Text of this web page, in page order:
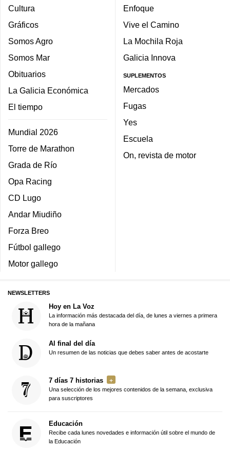
Cultura
Gráficos
Somos Agro
Somos Mar
Obituarios
La Galicia Económica
El tiempo
Mundial 2026
Torre de Marathon
Grada de Río
Opa Racing
CD Lugo
Andar Miudiño
Forza Breo
Fútbol gallego
Motor gallego
Enfoque
Vive el Camino
La Mochila Roja
Galicia Innova
SUPLEMENTOS
Mercados
Fugas
Yes
Escuela
On, revista de motor
NEWSLETTERS
Hoy en La Voz
La información más destacada del día, de lunes a viernes a primera
hora de la mañana
Al final del día
Un resumen de las noticias que debes saber antes de acostarte
7 días 7 historias
Una selección de los mejores contenidos de la semana, exclusiva
para suscriptores
Educación
Recibe cada lunes novedades e información útil sobre el mundo de
la Educación